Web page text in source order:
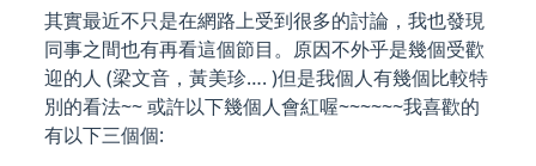
其實最近不只是在網路上受到很多的討論，我也發現
同事之間也有再看這個節目。原因不外乎是幾個受歡
迎的人 (梁文音，黃美珍…. )但是我個人有幾個比較特
別的看法~~ 或許以下幾個人會紅喔~~~~~~我喜歡的
有以下三個個: